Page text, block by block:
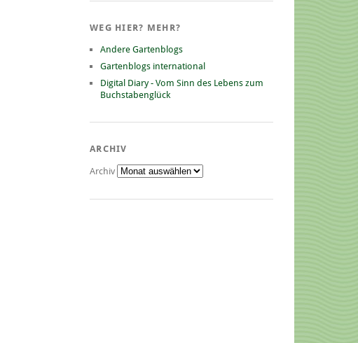
WEG HIER? MEHR?
Andere Gartenblogs
Gartenblogs international
Digital Diary - Vom Sinn des Lebens zum
Buchstabenglück
ARCHIV
Archiv